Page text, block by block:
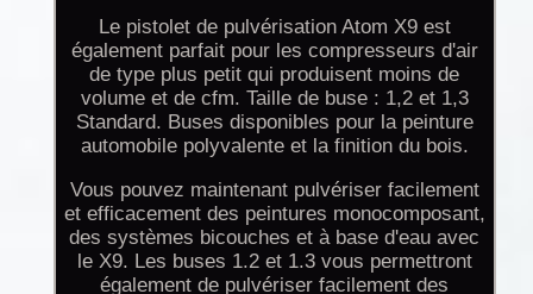
Le pistolet de pulvérisation Atom X9 est
également parfait pour les compresseurs d'air
de type plus petit qui produisent moins de
volume et de cfm. Taille de buse : 1,2 et 1,3
Standard. Buses disponibles pour la peinture
automobile polyvalente et la finition du bois.
Vous pouvez maintenant pulvériser facilement
et efficacement des peintures monocomposant,
des systèmes bicouches et à base d'eau avec
le X9. Les buses 1.2 et 1.3 vous permettront
également de pulvériser facilement des